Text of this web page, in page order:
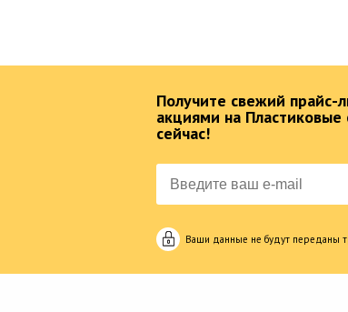
Получите свежий прайс-
акциями на
сейчас!
Ваши данные не будут переданы